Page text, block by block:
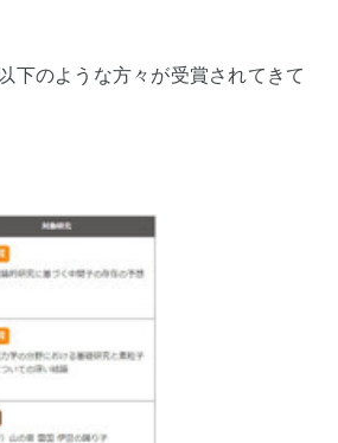
下のような方々が受賞されてきて